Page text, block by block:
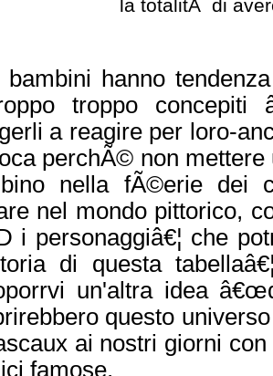
la totalitÃ di
hanno
troppo concepiti
a reagire per loro-
perchÃ© non
nella fÃ©erie dei
nel mondo pittorico,
i personaggiâ€¦ che
di questa
un'altra idea
questo
ai nostri giorni
famose.